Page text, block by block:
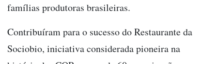
famílias produtoras brasileiras.
Contribuíram para o sucesso do Restaurante da
Sociobio, iniciativaconsiderada pioneira na